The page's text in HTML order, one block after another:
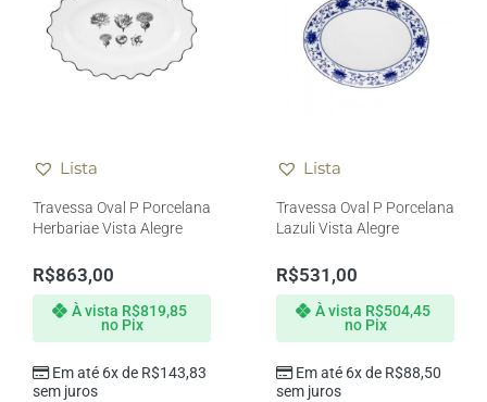
Lista
Travessa Oval P Porcelana
Herbariae Vista Alegre
R$863,00
Em até 6x de R$143,83
sem juros
À vista R$819,85
no Pix
Lista
Travessa Oval P Porcelana
Lazuli Vista Alegre
R$531,00
Em até 6x de R$88,50
sem juros
À vista R$504,45
no Pix